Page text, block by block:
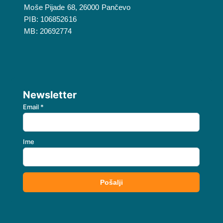
Moše Pijade 68, 26000 Pančevo
PIB: 106852616
MB: 20692774